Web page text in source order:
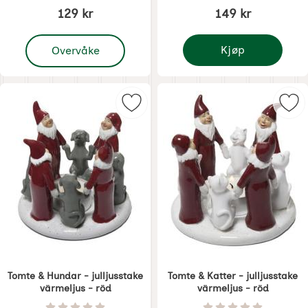
129 kr
Overvåke
, Julljushållare för levande julgransljus 10 pack silver
149 kr
Kjøp
Adventstake -
Tomte & Hundar - julljusstake
värmeljus - röd
Merk tomte & Hundar -
Tomte & Katter - julljusstake
värmeljus - röd